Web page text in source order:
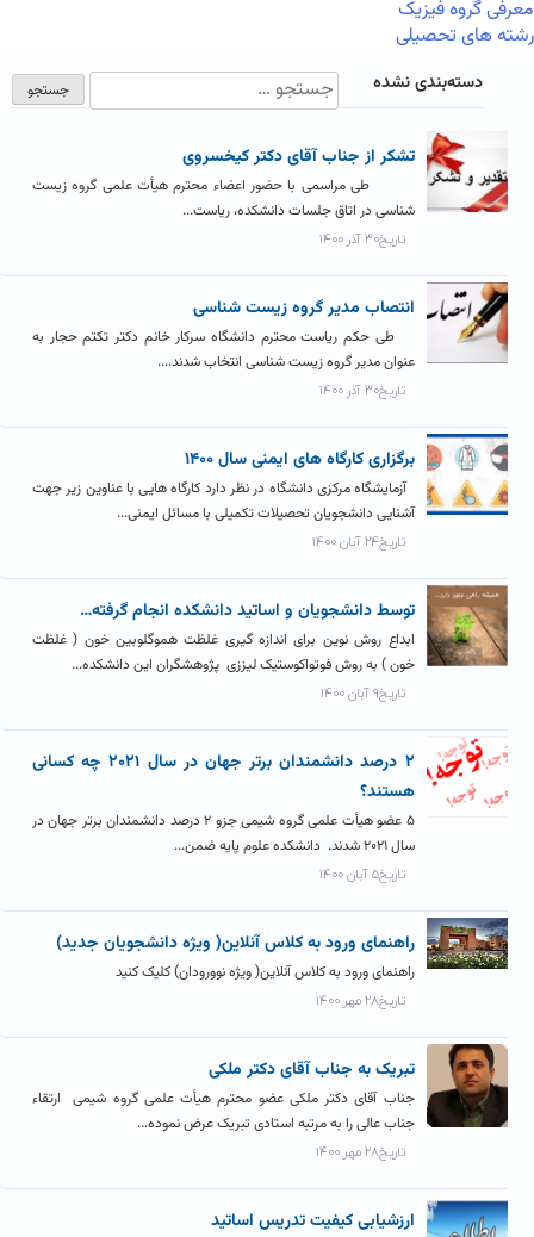
معرفی گروه فیزیک
رشته های تحصیلی
دسته‌بندی نشده
تشکر از جناب آقای دکتر کیخسروی
طی مراسمی با حضور اعضاء محترم هیأت علمی گروه زیست
شناسی در اتاق جلسات دانشکده، ریاست...
تاریخ۳۰ آذر ۱۴۰۰
انتصاب مدیر گروه زیست شناسی
طی حکم ریاست محترم دانشگاه سرکار خانم دکتر تکتم حجار به
عنوان مدیر گروه زیست شناسی انتخاب شدند....
تاریخ۳۰ آذر ۱۴۰۰
برگزاری کارگاه های ایمنی سال ۱۴۰۰
آزمایشگاه مرکزی دانشگاه در نظر دارد کارگاه هایی با عناوین زیر جهت
آشنایی دانشجویان تحصیلات تکمیلی با مسائل ایمنی...
تاریخ۲۴ آبان ۱۴۰۰
توسط دانشجویان و اساتید دانشکده انجام گرفته…
ابداع روش نوین برای اندازه گیری غلظت هموگلوبین خون ( غلظت
خون ) به روش فوتواکوستیک لیززی پژوهشگران این دانشکده...
تاریخ۹ آبان ۱۴۰۰
۲ درصد دانشمندان برتر جهان در سال ۲۰۲۱ چه کسانی
هستند؟
۵ عضو هیأت علمی گروه شیمی جزو ۲ درصد دانشمندان برتر جهان در
سال ۲۰۲۱ شدند. دانشکده علوم پایه ضمن...
تاریخ۵ آبان ۱۴۰۰
راهنمای ورود به کلاس آنلاین( ویژه دانشجویان جدید)
راهنمای ورود به کلاس آنلاین( ویژه نوورودان) کلیک کنید
تاریخ۲۸ مهر ۱۴۰۰
تبریک به جناب آقای دکتر ملکی
جناب آقای دکتر ملکی عضو محترم هیأت علمی گروه شیمی ارتقاء
جناب عالی را به مرتبه استادی تبریک عرض نموده...
تاریخ۲۸ مهر ۱۴۰۰
ارزشیابی کیفیت تدریس اساتید